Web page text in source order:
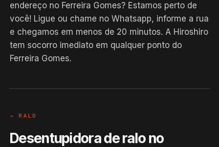
endereço no Ferreira Gomes? Estamos perto de
você! Ligue ou chame no Whatsapp, informe a rua
e chegamos em menos de 20 minutos. A Hiroshiro
tem socorro imediato em qualquer ponto do
Ferreira Gomes.
Hiroshiro · Ferreira Gomes, Ferreira
→ RALO
Desentupidora de ralo no